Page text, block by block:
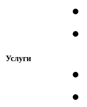
Услуги